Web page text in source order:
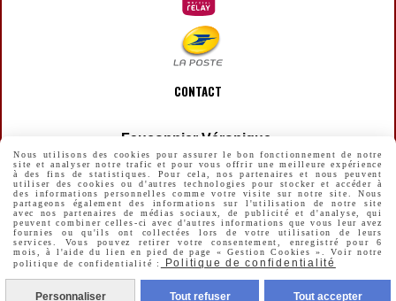
CONTACT
Fauconnier Véronique
 [email protected]
MENTIONS LÉGALES CONDITIONS GÉNÉRALES DE VENTE
POLITIQUE DE CONFIDENTIALITÉ GESTION COOKIES
Nous utilisons des cookies pour assurer le bon fonctionnement de notre
site et analyser notre trafic et pour vous offrir une meilleure expérience
à des fins de statistiques. Pour cela, nos partenaires et nous peuvent
utiliser des cookies ou d'autres technologies pour stocker et accéder à
des informations personnelles comme votre visite sur notre site. Nous
partageons également des informations sur l'utilisation de notre site
avec nos partenaires de médias sociaux, de publicité et d'analyse, qui
peuvent combiner celles-ci avec d'autres informations que vous leur avez
fournies ou qu'ils ont collectées lors de votre utilisation de leurs
services. Vous pouvez retirer votre consentement, enregistré pour 6
mois, à l'aide du lien en pied de page « Gestion Cookies ». Voir notre
politique de confidentialité :
Politique de confidentialité
Personnaliser Tout refuser Tout accepter